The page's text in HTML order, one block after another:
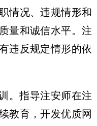
情况、违规情形和
量和诚信水平。注
违反规定情形的依
。指导注安师在注
教育，开发优质网